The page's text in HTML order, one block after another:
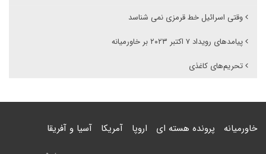
وقتی اسرائیل خط قرمزی نمی شناسد
پیامدهای رویداد ۷ اکتبر ۲۰۲۳ بر خاورمیانه
تحریم‌های کاغذی
خاورمیانه پرونده هسته ای اروپا آمریکا آسیا و آفریقا